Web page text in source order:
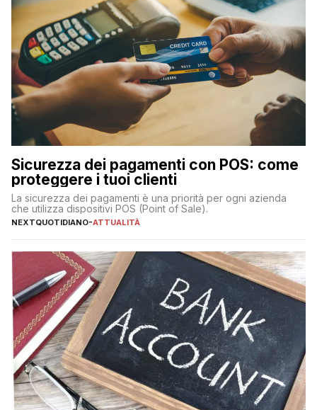
Sicurezza dei pagamenti con POS: come
proteggere i tuoi clienti
La sicurezza dei pagamenti è una priorità per ogni azienda
che utilizza dispositivi POS (Point of Sale).
NEXTQUOTIDIANO-ATTUALITÀ